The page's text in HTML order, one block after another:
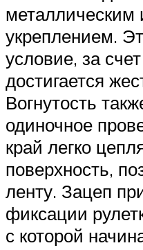
укреплением.
условие, за
достигается
Вогнутость
одиночное
край легко
поверхность,
ленту. Зацеп
фиксации
с которой